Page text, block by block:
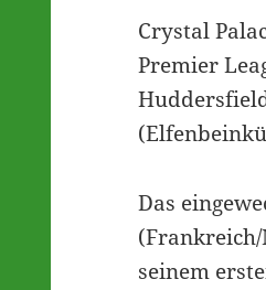
Crystal
Premier
Das
seinem